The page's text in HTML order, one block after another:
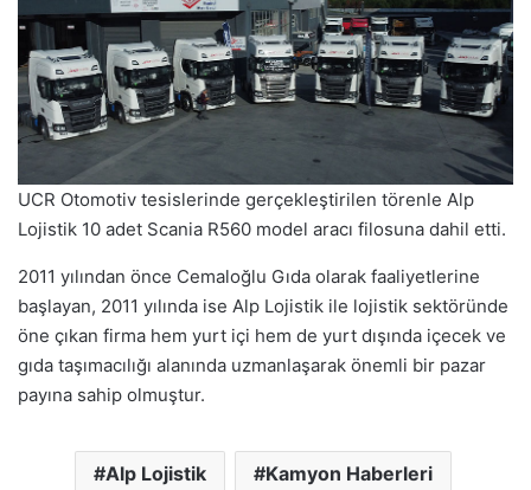
UCR Otomotiv tesislerinde gerçekleştirilen törenle Alp
Lojistik 10 adet Scania R560 model aracı filosuna dahil etti.
2011 yılından önce Cemaloğlu Gıda olarak faaliyetlerine
başlayan, 2011 yılında ise Alp Lojistik ile lojistik sektöründe
öne çıkan firma hem yurt içi hem de yurt dışında içecek ve
gıda taşımacılığı alanında uzmanlaşarak önemli bir pazar
payına sahip olmuştur.
Alp Lojistik Kamyon Haberleri